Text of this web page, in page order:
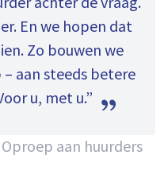
En we hopen dat
Zo bouwen we
aan steeds betere
u, met u.”
Oproep aan huurders